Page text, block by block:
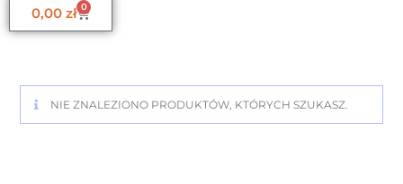
0,00 zł 0
NIE ZNALEZIONO PRODUKTÓW, KTÓRYCH SZUKASZ.